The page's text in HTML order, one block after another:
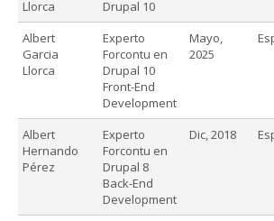
Llorca Drupal 10
Albert
Garcia
Llorca
Experto
Forcontu en
Drupal 10
Front-End
Development
Mayo,
2025
Albert
Hernando
Pérez
Experto
Forcontu en
Drupal 8
Back-End
Development
Dic, 2018